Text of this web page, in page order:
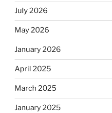
July 2026
May 2026
January 2026
April 2025
March 2025
January 2025